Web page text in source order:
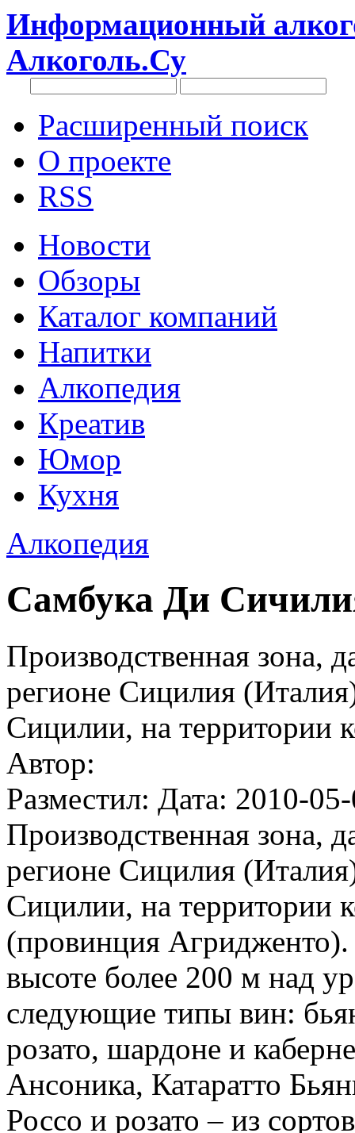
Информационный
Алкоголь.Су
Расширенный поиск
О проекте
RSS
Новости
Обзоры
Каталог компаний
Напитки
Алкопедия
Креатив
Юмор
Кухня
Алкопедия
Самбука Ди
Производственная зона,
регионе Сицилия
Сицилии, на территории
Автор:
Разместил: Дата: 2010-
Производственная зона,
регионе Сицилия
Сицилии, на территории
(провинция
высоте более 200 м над
следующие типы вин:
розато, шардоне и
Ансоника, Катаратто
Россо и розато – из